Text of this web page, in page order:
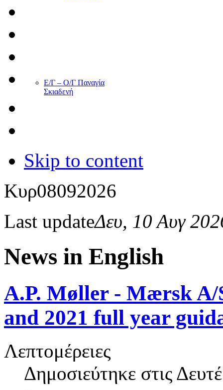
Ε/Γ – Ο/Γ Παναγία
Σκιαδενή
Skip to content
Κυρ08092026
Last updateΔευ, 10 Αυγ
News in English
A.P. Møller - Mærsk A/
and 2021 full year
Λεπτομέρειες
Δημοσιεύτηκε στις